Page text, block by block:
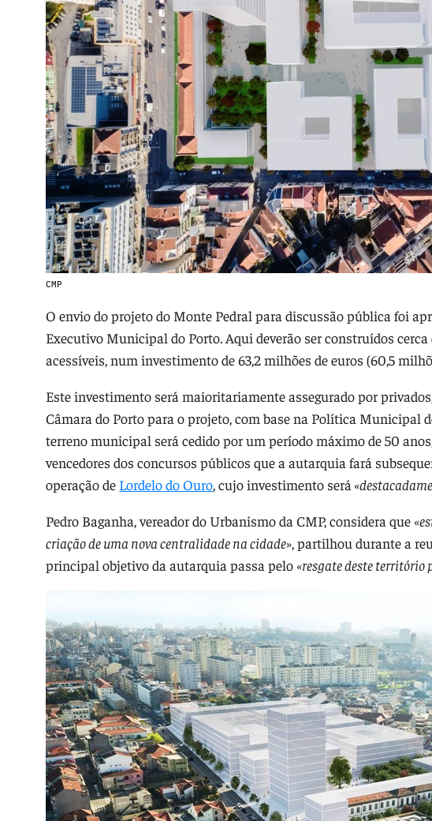
CMP
O envio do projeto do Monte Pedral para discussão pública foi
Executivo Municipal do Porto. Aqui deverão ser construídos
acessíveis, num investimento de 63,2 milhões de euros (60,5
Este investimento será maioritariamente assegurado por
Câmara do Porto para o projeto, com base na Política Municipal
terreno municipal será cedido por um período máximo de 50
vencedores dos concursos públicos que a autarquia fará
operação de Lordelo do Ouro , cujo investimento será
Pedro Baganha, vereador do Urbanismo da CMP, considera que
criação de uma nova centralidade na cidade» , partilhou durante a
principal objetivo da autarquia passa pelo «resgate deste território